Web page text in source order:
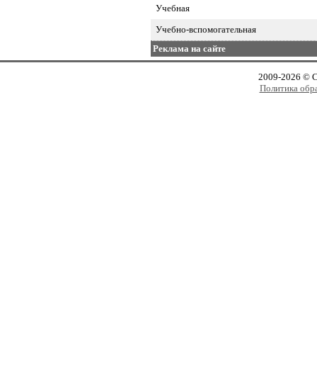
Учебная
Учебно-вспомогательная
Реклама на сайте
2009-2026 ©
Политика